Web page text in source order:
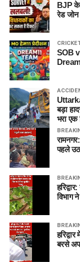
BJP के
रेड
SOB
बड़ा
भरा
पहले
विभाग
बरसे